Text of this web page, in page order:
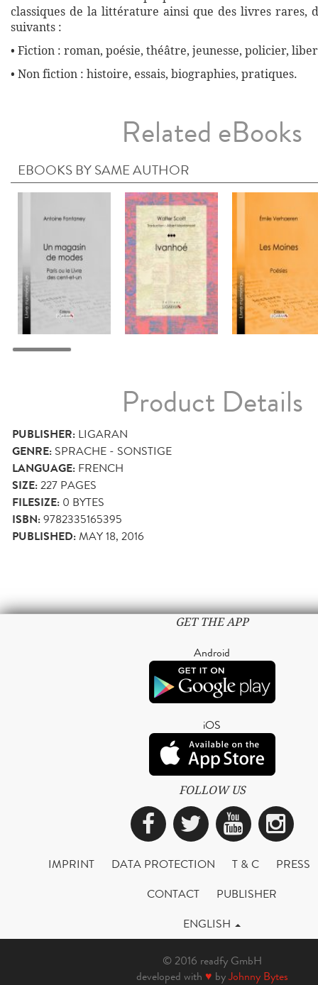
classiques de la littérature ainsi que des livres rares,
suivants :
• Fiction : roman, poésie, théâtre, jeunesse, policier,
• Non fiction : histoire, essais, biographies, pratiques.
Related eBooks
EBOOKS BY SAME AUTHOR
Product Details
PUBLISHER: LIGARAN
GENRE: SPRACHE - SONSTIGE
LANGUAGE: FRENCH
SIZE:227 PAGES
FILESIZE: 0 BYTES
ISBN:9782335165395
PUBLISHED:MAY 18, 2016
GET THE APP
Android
iOS
FOLLOW US
Facebook
Twitter
IMPRINT DATA PROTECTION T & C
PRESS
CONTACT
PUBLISHER
ENGLISH
© 2016 readfy GmbH
developed with ♥ byJohnny Bytes